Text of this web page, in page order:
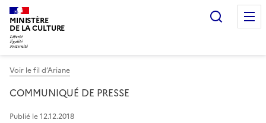
MINISTÈRE
DE LA CULTURE
Voir le fil d’Ariane
COMMUNIQUÉ DE PRESSE
Publié le 12.12.2018